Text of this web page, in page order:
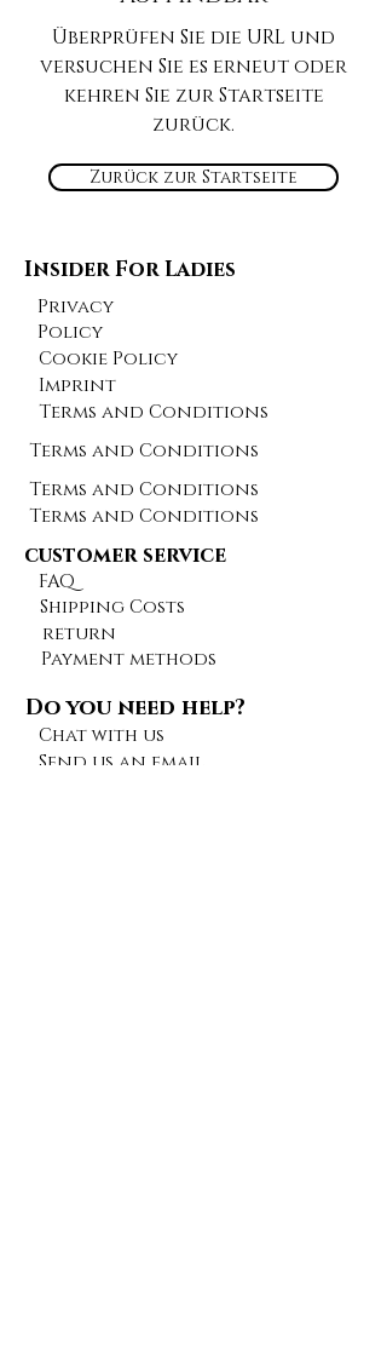
Überprüfen Sie die URL und
versuchen Sie es erneut oder
kehren Sie zur Startseite
zurück.
Zurück zur Startseite
Insider For Ladies
Privacy
Policy
Cookie Policy
Imprint
Terms and Conditions
Terms and Conditions
Terms and Conditions
Terms and Conditions
customer service
FAQ
Shipping Costs
return
Payment methods
Do you need help?
Chat with us
Send us an email